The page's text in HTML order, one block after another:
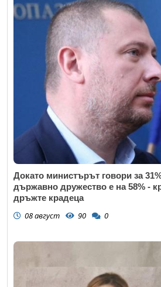
Докато министърът говори за
държавно дружество е на 58% -
дръжте крадеца
08 август 90 0